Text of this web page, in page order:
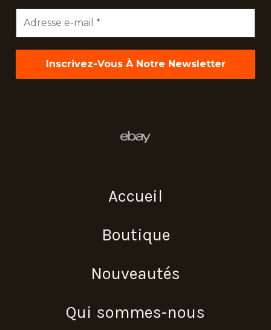
mail
*
Accueil
Boutique
Nouveautés
Qui sommes-nous